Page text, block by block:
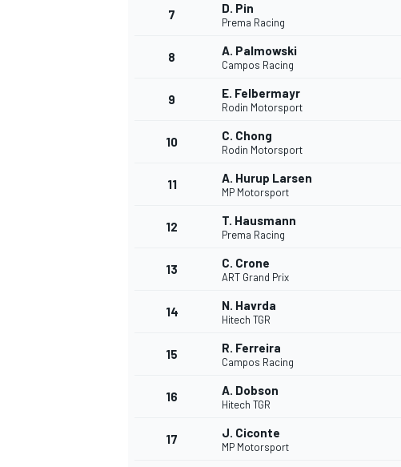
7 D. Pin
Prema Racing
8 A. Palmowski
Campos Racing
9 E. Felbermayr
Rodin Motorsport
10 C. Chong
Rodin Motorsport
11 A. Hurup Larsen
MP Motorsport
12 T. Hausmann
Prema Racing
13 C. Crone
ART Grand Prix
14 N. Havrda
Hitech TGR
15 R. Ferreira
Campos Racing
16 A. Dobson
Hitech TGR
17 J. Ciconte
MP Motorsport